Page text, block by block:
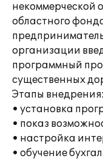
некоммерческой
областного
организации
программный
существенных
Этапы внедрения:
• установка
• показ
• настройка
• обучение